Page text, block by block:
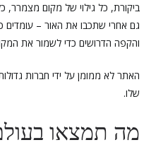
ביקורת, כל גילוי של מקום
גם אחרי שתכבו את האור –
והקפה הדרושים כדי לשמור את
האתר לא ממומן על ידי חברות
שלו.
מה תמצאו